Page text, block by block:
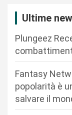
Ultime
Plungeez
Fantasy
popolarità è
salvare il